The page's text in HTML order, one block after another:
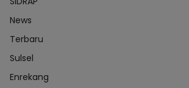
News
Terbaru
Sulsel
Enrekang